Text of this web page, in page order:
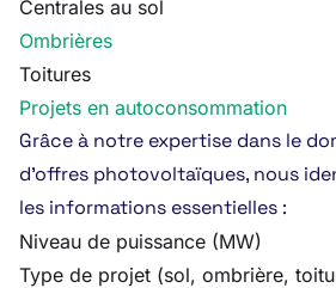
Centrales au sol
Ombrières
Toitures
Projets en autoconsommation
Grâce à notre expertise dans le
d’offres photovoltaïques, nous
les informations essentielles :
Niveau de puissance (MW)
Type de projet (sol, ombrière,